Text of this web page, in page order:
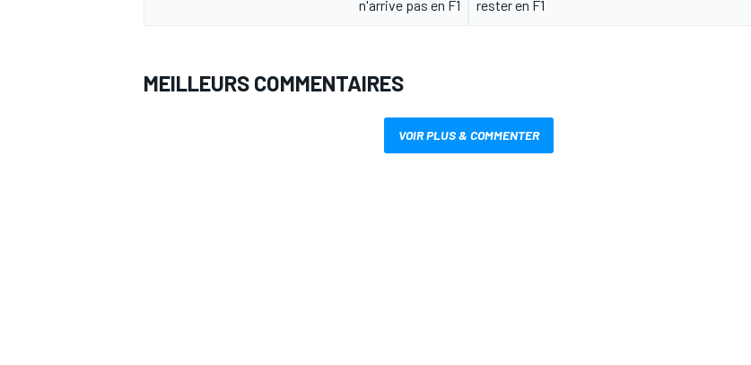
n'arrive pas en F1
rester en F1
MEILLEURS COMMENTAIRES
VOIR PLUS & COMMENTER